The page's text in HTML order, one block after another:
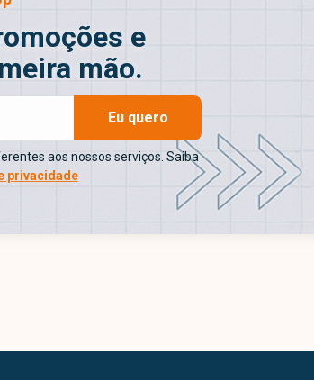
e
mão.
Eu quero
aos nossos serviços. Saiba
privacidade